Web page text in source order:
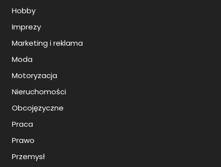
Hobby
Imprezy
Marketing i reklama
Moda
Motoryzacja
Nieruchomości
Obcojęzyczne
Praca
Prawo
Przemysł